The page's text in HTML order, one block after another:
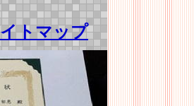
トマップ